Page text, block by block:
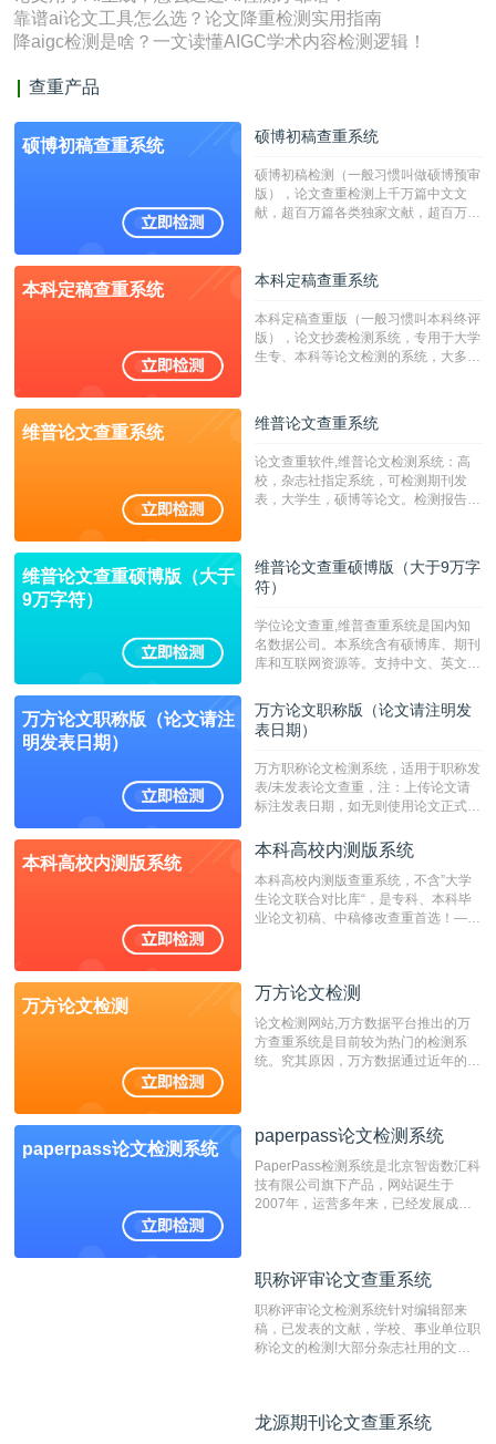
靠谱ai论文工具怎么选？论文降重检测实用指南
降aigc检测是啥？一文读懂AIGC学术内容检测逻辑！
查重产品
硕博初稿查重系统 硕博初稿查重系统
硕博初稿检测（一般习惯叫做硕博预审
版），论文查重检测上千万篇中文文
献，超百万篇各类独家文献，超百万港
校用来检测硕博论文的系统，检测范围
广，数据来源真实，检测算法合理!本
字符数30万）
本科定稿查重系统 本科定稿查重系统
本科定稿查重版（一般习惯叫本科终评
版），论文抄袭检测系统，专用于大学
生专、本科等论文检测的系统，大多数
维普论文查重系统 维普论文查重系统
论文查重软件,维普论文检测系统：高
校，杂志社指定系统，可检测期刊发
表，大学生，硕博等论文。检测报告支
维普论文查重硕博版（大于
9万字符）
维普论文查重硕博版（大于9万字
符）
学位论文查重,维普查重系统是国内知
名数据公司。本系统含有硕博库、期刊
库和互联网资源等。支持中文、英文、
定院校！！！
万方论文职称版（论文请注
明发表日期）
万方论文职称版（论文请注明发
表日期）
万方职称论文检测系统，适用于职称发
表/未发表论文查重，注：上传论文请
标注发表日期，如无则使用论文正式发
成时间作为发表日期。
本科高校内测版系统
本科高校内测版系统
本科高校内测版查重系统，不含”大学
生论文联合对比库“，是专科、本科毕
业论文初稿、中稿修改查重首选！——
万方论文检测
万方论文检测
论文检测网站,万方数据平台推出的万
方查重系统是目前较为热门的检测系
统。究其原因，万方数据通过近年的发
非。其次，相对于知网而言，万方检测
重的推荐系统。
paperpass论文检测系统
paperpass论文检测系统
PaperPass检测系统是北京智齿数汇科
技有限公司旗下产品，网站诞生于
2007年，运营多年来，已经发展成为
检测速度快、精度高，市场反映良好。
职称评审论文查重系统
职称评审论文检测系统针对编辑部来
稿，已发表的文献，学校、事业单位职
称论文的检测!大部分杂志社用的文献
编辑部检测来稿和已发表的文献,检测
龙源期刊论文查重系统